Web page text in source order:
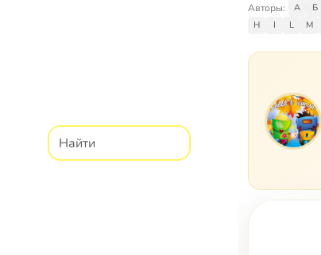
Авторы: А Б
H
I L M